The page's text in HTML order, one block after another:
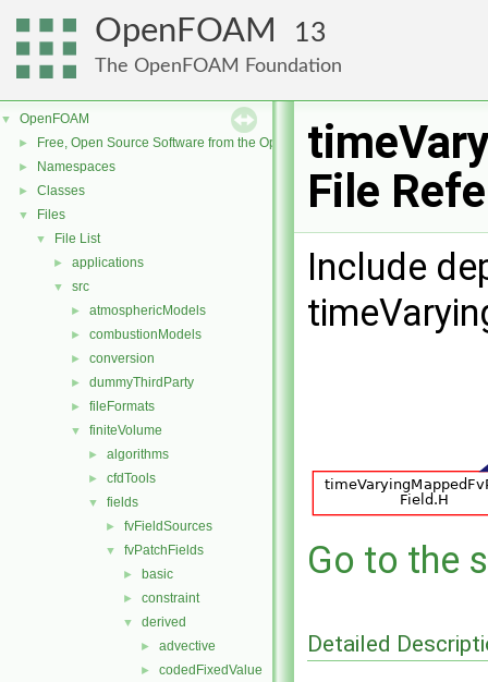
OpenFOAM 13
The OpenFOAM Foundation
▼ OpenFOAM
► Free, Open Source Software from the OpenFOAM Foundation
► Namespaces
► Classes
▼ Files
▼ File List
► applications
▼ src
► atmosphericModels
► combustionModels
► conversion
► dummyThirdParty
► fileFormats
▼ finiteVolume
► algorithms
► cfdTools
▼ fields
► fvFieldSources
▼ fvPatchFields
► basic
► constraint
▼ derived
► advective
► codedFixedValue
File
Include
Go to the
Detailed